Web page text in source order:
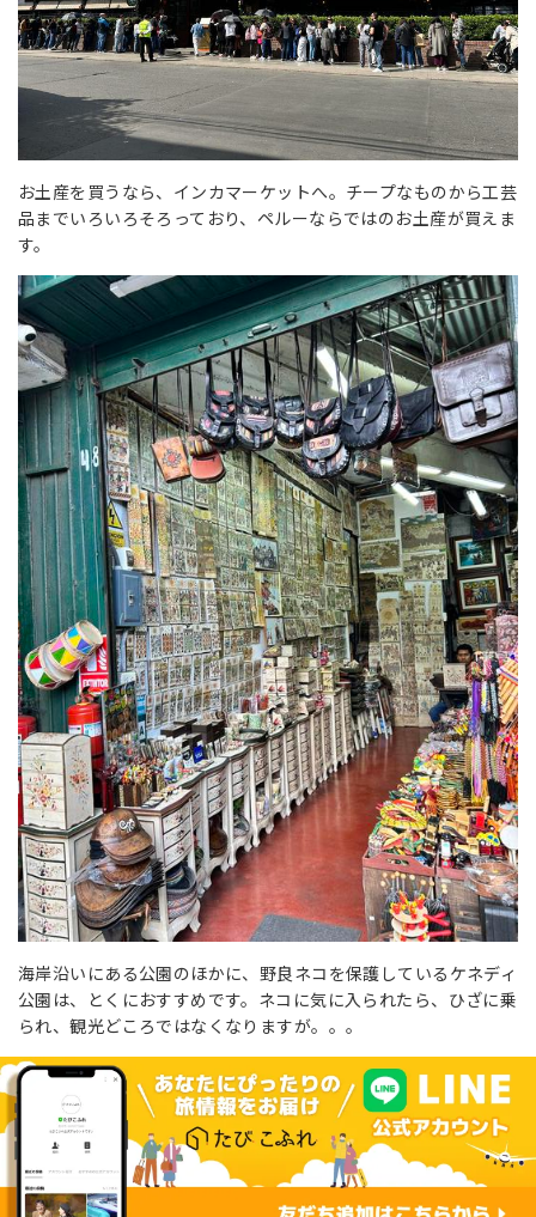
お土産を買うなら、インカマーケットへ。チープなものから工芸
品までいろいろそろっており、ペルーならではのお土産が買えま
す。
海岸沿いにある公園のほかに、野良ネコを保護しているケネディ
公園は、とくにおすすめです。ネコに気に入られたら、ひざに乗
られ、観光どころではなくなりますが。。。